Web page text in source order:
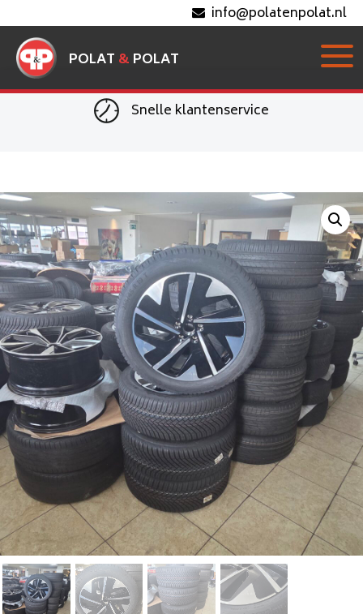
info@polatenpolat.nl
POLAT & POLAT
Snelle klantenservice